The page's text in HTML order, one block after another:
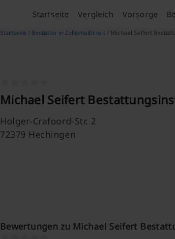
Startseite Vergleich Vorsorge
Startseite / Bestatter in Zollernalbkreis / Michael Seifert
Michael Seifert
Holger-Crafoord-Str. 2
72379 Hechingen
Bewertungen zu Michael Seifert